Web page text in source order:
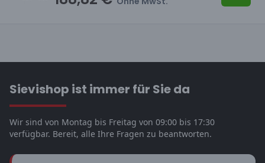
Sievishop ist immer für Sie da
Wir sind von Montag bis Freitag von 09:00 bis 17:30
verfügbar. Bereit, alle Ihre Fragen zu beantworten.